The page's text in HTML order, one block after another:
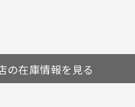
の在庫情報を見る